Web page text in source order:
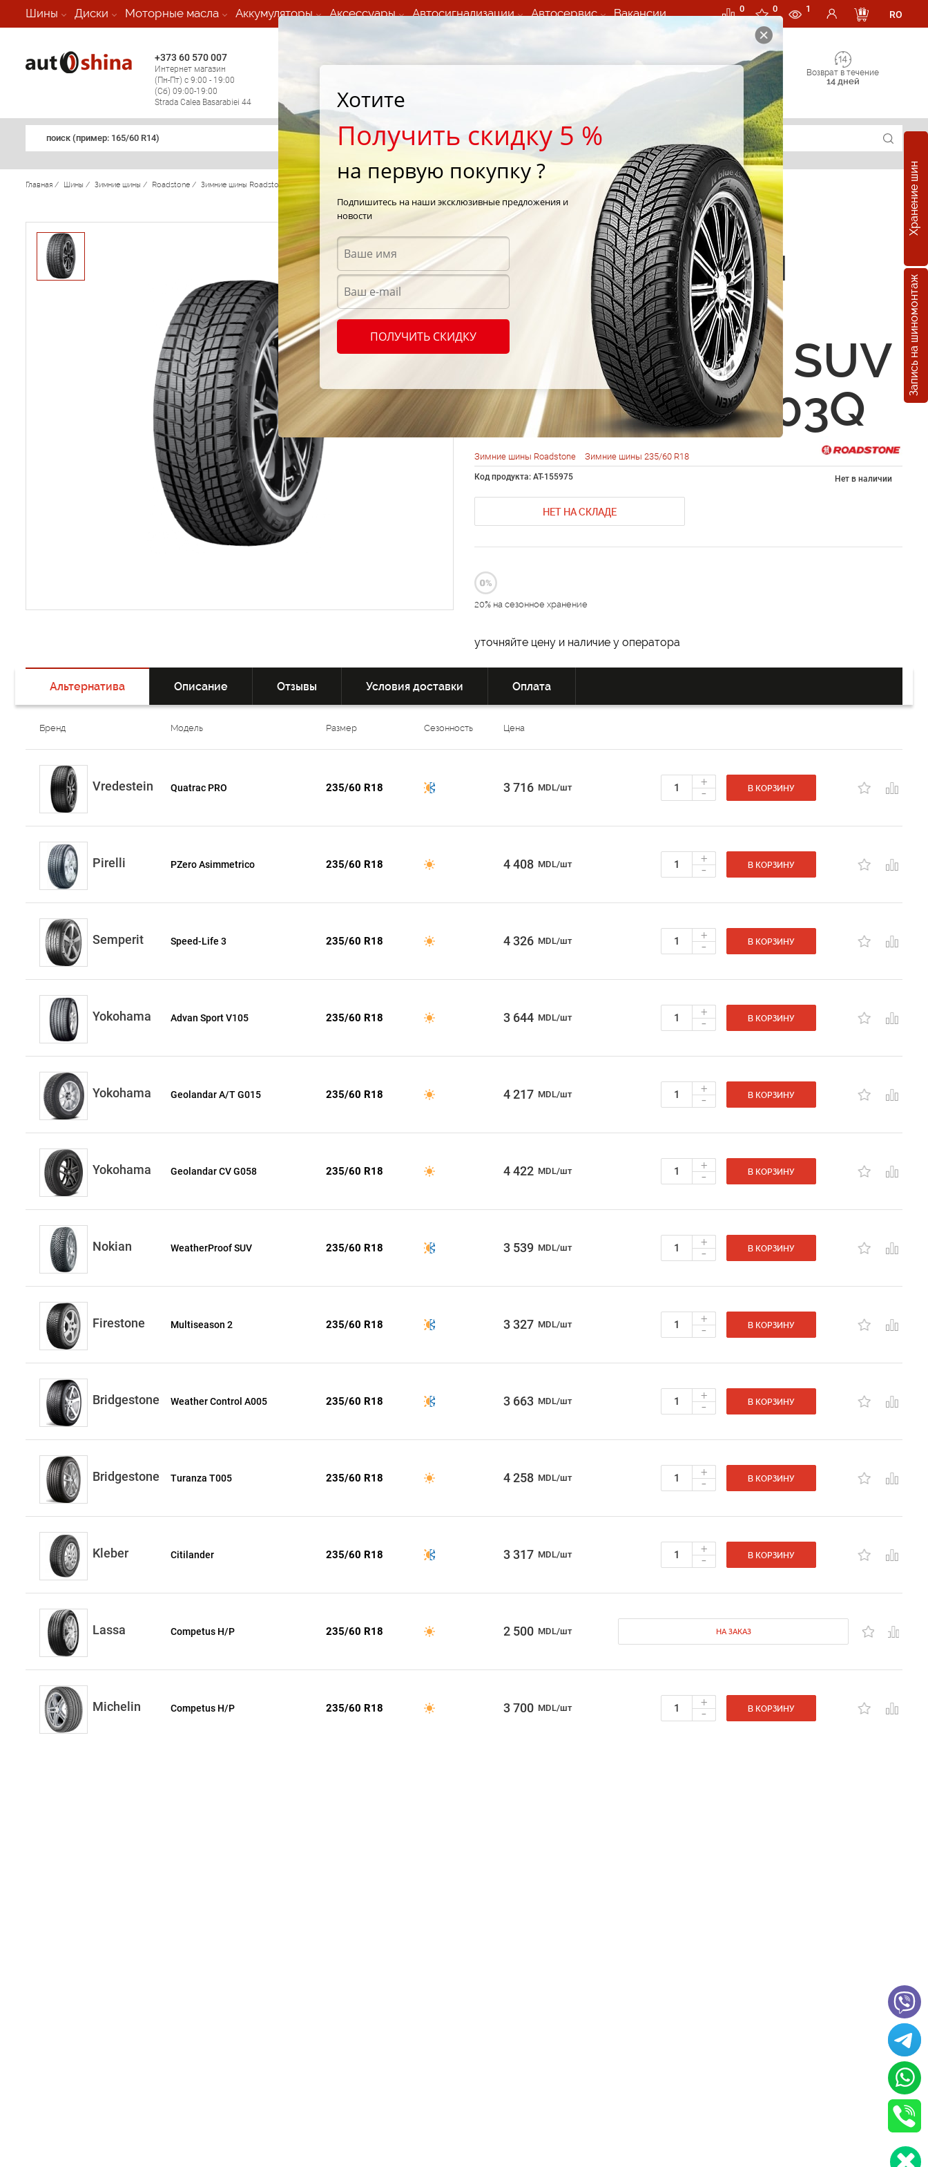
Шины Диски Моторные масла Аккумуляторы Аксессуары Автосигнализации Автосервис Вакансии 0 0 1
RO
+373 60 570 007
Интернет магазин
(Пн-Пт) с 9:00 - 19:00
(Сб) 09:00-19:00
Strada Calea Basarabiei 44
Мобильный шиномонтаж 24/7
Возврат в течение
14 дней
поиск (примеp: 165/60 R14)
Хранение шин
Запись на шиномонтаж
Главная / Шины / Зимние шины / Roadstone / Зимние шины Roadstone / Winguard Ice SUV Roadstone Winguard Ice SUV 235/60 R18 103Q
Зимние шины
Roadstone
Winguard Ice SUV
235/60 R18 103Q
Зимние шины Roadstone Зимние шины 235/60 R18
Код продукта: AT-155975 Нет в наличии
НЕТ НА СКЛАДЕ
20% на сезонное хранение
уточняйте цену и наличие у оператора
Альтернатива Описание Отзывы Условия доставки Оплата
Бренд Модель Размер Сезонность Цена
Vredestein Quatrac PRO 235/60 R18 3 716 MDL/шт +
- В КОРЗИНУ
Pirelli PZero Asimmetrico 235/60 R18 4 408 MDL/шт +
- В КОРЗИНУ
Semperit Speed-Life 3 235/60 R18 4 326 MDL/шт +
- В КОРЗИНУ
Yokohama Advan Sport V105 235/60 R18 3 644 MDL/шт +
- В КОРЗИНУ
Yokohama Geolandar A/T G015 235/60 R18 4 217 MDL/шт +
- В КОРЗИНУ
Yokohama Geolandar CV G058 235/60 R18 4 422 MDL/шт +
- В КОРЗИНУ
Nokian WeatherProof SUV 235/60 R18 3 539 MDL/шт +
- В КОРЗИНУ
Firestone Multiseason 2 235/60 R18 3 327 MDL/шт +
- В КОРЗИНУ
Bridgestone Weather Control A005 235/60 R18 3 663 MDL/шт +
- В КОРЗИНУ
Bridgestone Turanza T005 235/60 R18 4 258 MDL/шт +
- В КОРЗИНУ
Kleber Citilander 235/60 R18 3 317 MDL/шт +
- В КОРЗИНУ
Lassa Competus H/P 235/60 R18 2 500 MDL/шт НА ЗАКАЗ
Michelin Competus H/P 235/60 R18 3 700 MDL/шт +
- В КОРЗИНУ
Хотите
Получить скидку 5 %
на первую покупку ?
Подпишитесь на наши эксклюзивные предложения и
новости
ПОЛУЧИТЬ СКИДКУ